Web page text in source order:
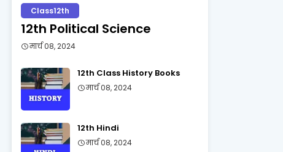
Class12th
12th Political Science
मार्च 08, 2024
12th Class History Books
मार्च 08, 2024
12th Hindi
मार्च 08, 2024